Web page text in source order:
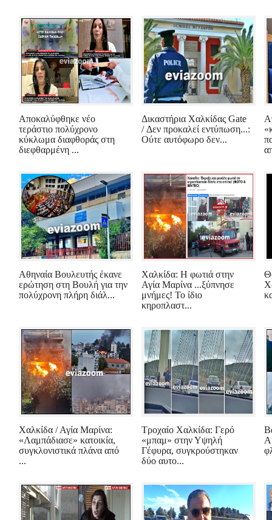
Αποκαλύφθηκε νέο
τεράστιο πολύχρονο
κύκλωμα διαφθοράς στη
διεφθαρμένη ...
Δικαστήρια Χαλκίδας Gate
/ Δεν προκαλεί εντύπωση...:
Ούτε αυτόφωρο δεν...
Αθηναία Βουλευτής έκανε
ερώτηση στη Βουλή για την
πολύχρονη πλήρη διάλ...
Χαλκίδα: Η φωτιά στην
Αγία Μαρίνα ...ξύπνησε
μνήμες! Το ίδιο
κηροπλαστ...
Χαλκίδα / Αγία Μαρίνα:
«Λαμπάδιασε» κατοικία,
συγκλονιστικά πλάνα από
...
Τροχαίο Χαλκίδα: Γερό
«μπαμ» στην Υψηλή
Γέφυρα, συγκρούστηκαν
δύο αυτο...